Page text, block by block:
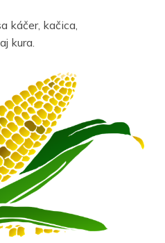
káčer, kačica,
kura.